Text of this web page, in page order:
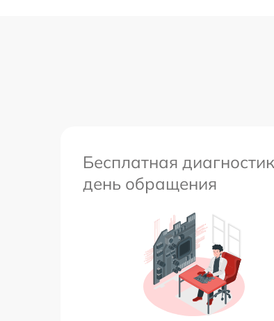
Бесплатная
день обращения